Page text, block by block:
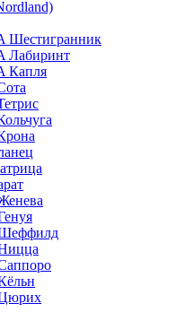
Шестигранник
Лабиринт
Капля